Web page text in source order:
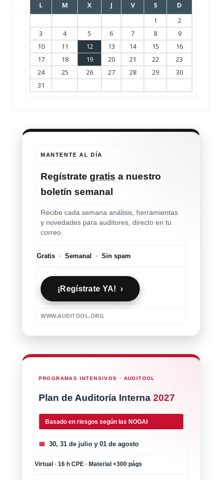
L M X J V S
D
1
2
3
4 5 6 7 8
9
10
11 12 13 14 15
16
17
18 19 20 21 22
23
24
25 26 27 28 29
30
31
MANTENTE AL DÍA
Regístrate gratis a nuestro
boletín semanal
Recibe cada semana análisis, herramientas
y novedades para auditores, directo en tu
correo.
Gratis · Semanal · Sin spam
¡Regístrate YA! ›
WWW.AUDITOOL.ORG
PROGRAMAS INTENSIVOS · AUDITOOL
Plan de Auditoría Interna 2027
Basado en riesgos según las NOGAI
📅 30, 31 de julio y 01 de agosto
Virtual · 16 h CPE · Material +300 págs